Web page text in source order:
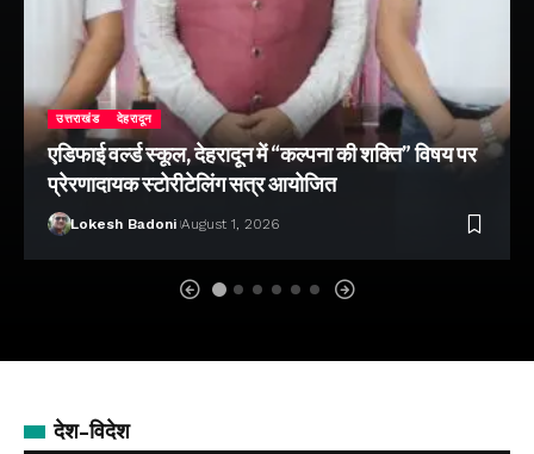
उत्तराखंड देहरादून
एडिफाई वर्ल्ड स्कूल, देहरादून में “कल्पना की शक्ति” विषय पर
प्रेरणादायक स्टोरीटेलिंग सत्र आयोजित
Lokesh Badoni August 1, 2026
देश-विदेश